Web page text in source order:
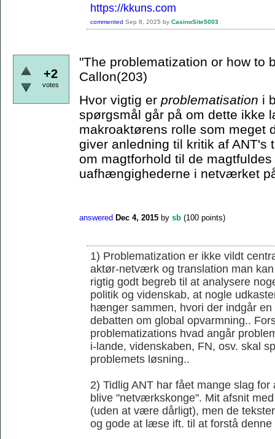
https://kkuns.com
commented Sep 8, 2025 by CasinoSite5003
+2
votes
"The problematization or how to
Callon(203)
Hvor vigtig er problematisation i
spørgsmål går på om dette ikke
makroaktørens rolle som meget
giver anledning til kritik af ANT's
om magtforhold til de
uafhængighederne i netværket
answered Dec 4, 2015 by sb (100 points)
1) Problematization er ikke vildt
aktør-netværk og translation man
rigtig godt begreb til at analysere
politik og videnskab, at nogle
hænger sammen, hvori der indgår
debatten om global opvarmning..
problematizations hvad angår
i-lande, videnskaben, FN, osv. skal
problemets løsning..
2) Tidlig ANT har fået mange slag
blive "netværkskonge". Mit afsnit
(uden at være dårligt), men de
og gode at læse ift. til at forstå denne